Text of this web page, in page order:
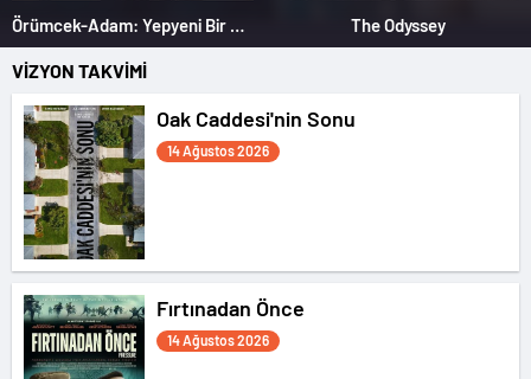
Örümcek-Adam: Yepyeni Bir Gün The Odyssey
VİZYON TAKVİMİ
Oak Caddesi'nin Sonu
14 Ağustos 2026
Fırtınadan Önce
14 Ağustos 2026